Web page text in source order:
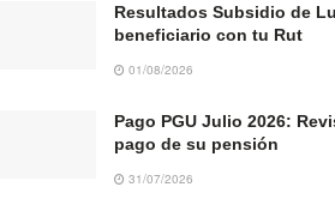
Resultados Subsidio de
beneficiario con tu Rut
01/08/2026
Pago PGU Julio 2026:
pago de su pensión
31/07/2026